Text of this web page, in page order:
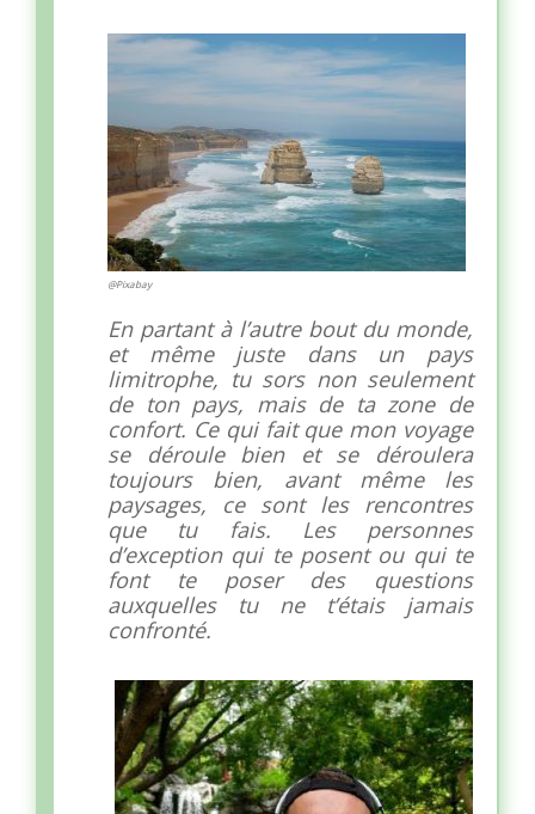
@Pixabay
En partant à l’autre bout du monde,
et même juste dans un pays
limitrophe, tu sors non seulement
de ton pays, mais de ta zone de
confort. Ce qui fait que mon voyage
se déroule bien et se déroulera
toujours bien, avant même les
paysages, ce sont les rencontres
que tu fais. Les personnes
d’exception qui te posent ou qui te
font te poser des questions
auxquelles tu ne t’étais jamais
confronté.